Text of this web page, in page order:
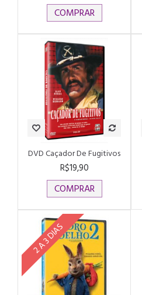
COMPRAR
DVD Caçador De Fugitivos
R$19,90
COMPRAR
2 A 3 DIAS